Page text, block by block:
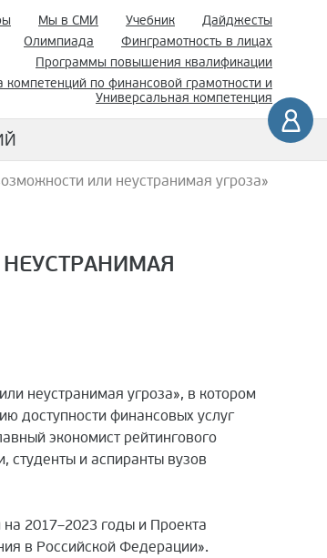
Мы в СМИ Учебник
Дайджесты
Олимпиада
Финграмотность в лицах
Программы повышения квалификации
компетенций по финансовой грамотности и
Универсальная компетенция
или неустранимая угроза»
неустранимая угроза», в котором
доступности финансовых услуг
экономист рейтингового
студенты и аспиранты вузов
2017–2023 годы и Проекта
в Российской Федерации».